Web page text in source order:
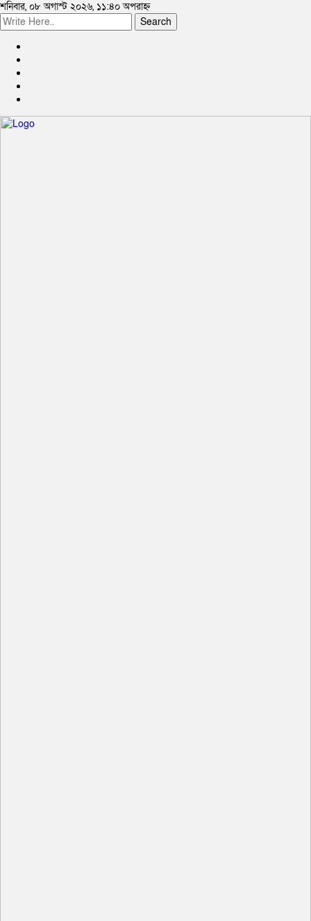
শনিবার, ০৮ অগাস্ট ২০২৬, ১১:৪০ অপরাহ্ন
Search